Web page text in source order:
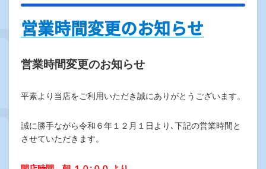
営業時間変更のお知らせ
営業時間変更のお知らせ
平素より当店をご利用いただき誠にありがとうございます。
誠に勝手ながら令和６年１２月１日より､下記の営業時間と
させていただきます。